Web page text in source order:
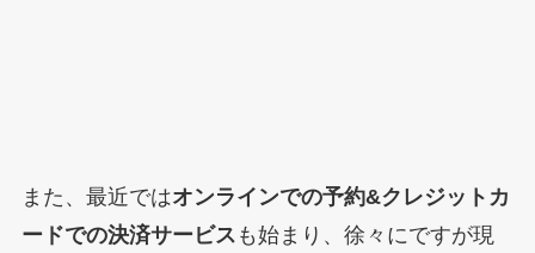
また、最近ではオンラインでの予約&クレジットカ
ードでの決済サービス も始まり、徐々にですが現